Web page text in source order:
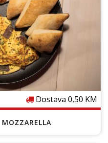
Dostava 0,50 KM